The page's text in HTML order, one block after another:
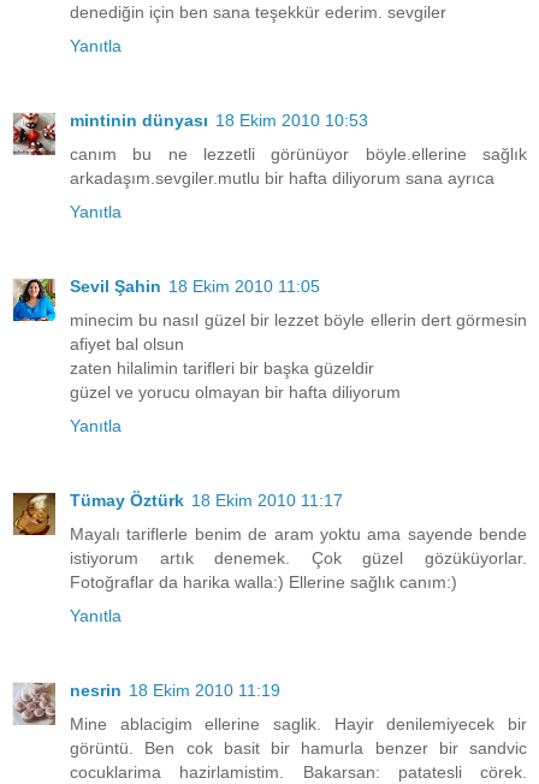
denediğin için ben sana teşekkür ederim. sevgiler
Yanıtla
mintinin dünyası 18 Ekim 2010 10:53
canım bu ne lezzetli görünüyor böyle.ellerine sağlık
arkadaşım.sevgiler.mutlu bir hafta diliyorum sana ayrıca
Yanıtla
Sevil Şahin 18 Ekim 2010 11:05
minecim bu nasıl güzel bir lezzet böyle ellerin dert görmesin
afiyet bal olsun
zaten hilalimin tarifleri bir başka güzeldir
güzel ve yorucu olmayan bir hafta diliyorum
Yanıtla
Tümay Öztürk 18 Ekim 2010 11:17
Mayalı tariflerle benim de aram yoktu ama sayende bende
istiyorum artık denemek. Çok güzel gözüküyorlar.
Fotoğraflar da harika walla:) Ellerine sağlık canım:)
Yanıtla
nesrin 18 Ekim 2010 11:19
Mine ablacigim ellerine saglik. Hayir denilemiyecek bir
görüntü. Ben cok basit bir hamurla benzer bir sandvic
cocuklarima hazirlamistim. Bakarsan: patatesli cörek.